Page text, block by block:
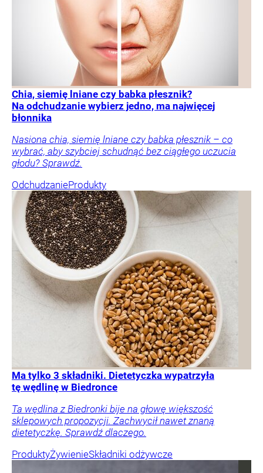
Chia, siemię lniane czy babka płesznik?
Na odchudzanie wybierz jedno, ma najwięcej
błonnika
Nasiona chia, siemię lniane czy babka płesznik – co
wybrać, aby szybciej schudnąć bez ciągłego uczucia
głodu? Sprawdź.
OdchudzanieProdukty
Ma tylko 3 składniki. Dietetyczka wypatrzyła
tę wędlinę w Biedronce
Ta wędlina z Biedronki bije na głowę większość
sklepowych propozycji. Zachwycił nawet znaną
dietetyczkę. Sprawdź dlaczego.
ProduktyŻywienieSkładniki odżywcze